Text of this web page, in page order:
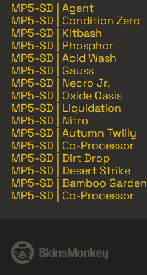
MP5-SD | Agent
MP5-SD | Condition Zero
MP5-SD | Kitbash
MP5-SD | Phosphor
MP5-SD | Acid Wash
MP5-SD | Gauss
MP5-SD | Necro Jr.
MP5-SD | Oxide Oasis
MP5-SD | Liquidation
MP5-SD | Nitro
MP5-SD | Autumn Twilly
MP5-SD | Co-Processor
MP5-SD | Dirt Drop
MP5-SD | Desert Strike
MP5-SD | Bamboo Garden
MP5-SD | Co-Processor